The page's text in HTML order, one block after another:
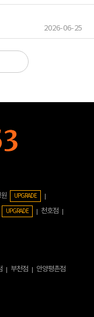
2026-06-25
UPGRADE
UPGRADE
천호점
부천점 안양평촌점